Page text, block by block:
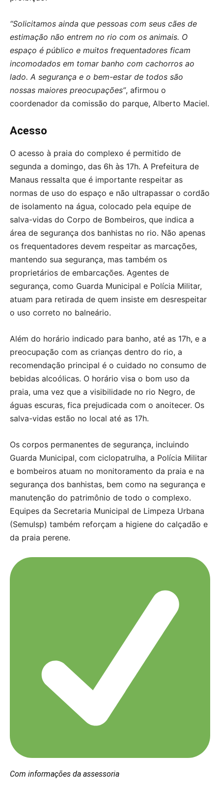
“Solicitamos ainda que pessoas com seus cães de
estimação não entrem no rio com os animais. O
espaço é público e muitos frequentadores ficam
incomodados em tomar banho com cachorros ao
lado. A segurança e o bem-estar de todos são
nossas maiores preocupações”, afirmou o
coordenador da comissão do parque, Alberto Maciel.
Acesso
O acesso à praia do complexo é permitido de
segunda a domingo, das 6h às 17h. A Prefeitura de
Manaus ressalta que é importante respeitar as
normas de uso do espaço e não ultrapassar o cordão
de isolamento na água, colocado pela equipe de
salva-vidas do Corpo de Bombeiros, que indica a
área de segurança dos banhistas no rio. Não apenas
os frequentadores devem respeitar as marcações,
mantendo sua segurança, mas também os
proprietários de embarcações. Agentes de
segurança, como Guarda Municipal e Polícia Militar,
atuam para retirada de quem insiste em desrespeitar
o uso correto no balneário.
Além do horário indicado para banho, até as 17h, e a
preocupação com as crianças dentro do rio, a
recomendação principal é o cuidado no consumo de
bebidas alcoólicas. O horário visa o bom uso da
praia, uma vez que a visibilidade no rio Negro, de
águas escuras, fica prejudicada com o anoitecer. Os
salva-vidas estão no local até as 17h.
Os corpos permanentes de segurança, incluindo
Guarda Municipal, com ciclopatrulha, a Polícia Militar
e bombeiros atuam no monitoramento da praia e na
segurança dos banhistas, bem como na segurança e
manutenção do patrimônio de todo o complexo.
Equipes da Secretaria Municipal de Limpeza Urbana
(Semulsp) também reforçam a higiene do calçadão e
da praia perene.
Com informações da assessoria